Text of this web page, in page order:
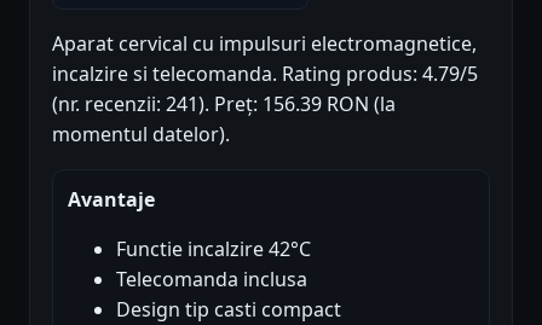
Aparat cervical cu impulsuri electromagnetice,
incalzire si telecomanda. Rating produs: 4.79/5
(nr. recenzii: 241). Preț: 156.39 RON (la
momentul datelor).
Avantaje
Functie incalzire 42°C
Telecomanda inclusa
Design tip casti compact